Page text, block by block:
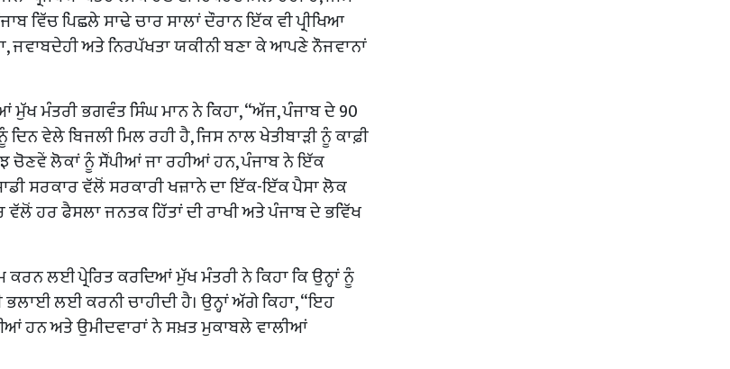
ਵਿੱਚ ਪਿਛਲੇ ਸਾਢੇ ਚਾਰ ਸਾਲਾਂ ਦੌਰਾਨ ਇੱਕ ਵੀ ਪ੍ਰੀਖਿਆ
ਜਵਾਬਦੇਹੀ ਅਤੇ ਨਿਰਪੱਖਤਾ ਯਕੀਨੀ ਬਣਾ ਕੇ ਆਪਣੇ ਨੌਜਵਾਨਾਂ
ਮੁੱਖ ਮੰਤਰੀ ਭਗਵੰਤ ਸਿੰਘ ਮਾਨ ਨੇ ਕਿਹਾ, “ਅੱਜ, ਪੰਜਾਬ ਦੇ 90
ਵੇਲੇ ਬਿਜਲੀ ਮਿਲ ਰਹੀ ਹੈ, ਜਿਸ ਨਾਲ ਖੇਤੀਬਾੜੀ ਨੂੰ ਕਾਫ਼ੀ
ਲੋਕਾਂ ਨੂੰ ਸੌਂਪੀਆਂ ਜਾ ਰਹੀਆਂ ਹਨ, ਪੰਜਾਬ ਨੇ ਇੱਕ
ਸਰਕਾਰ ਵੱਲੋਂ ਸਰਕਾਰੀ ਖਜ਼ਾਨੇ ਦਾ ਇੱਕ-ਇੱਕ ਪੈਸਾ ਲੋਕ
ਹਰ ਫੈਸਲਾ ਜਨਤਕ ਹਿੱਤਾਂ ਦੀ ਰਾਖੀ ਅਤੇ ਪੰਜਾਬ ਦੇ ਭਵਿੱਖ
ਲਈ ਪ੍ਰੇਰਿਤ ਕਰਦਿਆਂ ਮੁੱਖ ਮੰਤਰੀ ਨੇ ਕਿਹਾ ਕਿ ਉਨ੍ਹਾਂ ਨੂੰ
ਲਈ ਕਰਨੀ ਚਾਹੀਦੀ ਹੈ। ਉਨ੍ਹਾਂ ਅੱਗੇ ਕਿਹਾ, “ਇਹ
ਹਨ ਅਤੇ ਉਮੀਦਵਾਰਾਂ ਨੇ ਸਖ਼ਤ ਮੁਕਾਬਲੇ ਵਾਲੀਆਂ